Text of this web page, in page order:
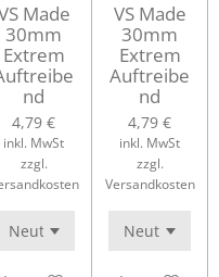
Made
30mm
Extrem
nd
4,79 €
inkl. MwSt
zzgl.
VS Made
30mm
Extrem
Auftreibe
nd
4,79 €
inkl. MwSt
zzgl.
Versandkosten